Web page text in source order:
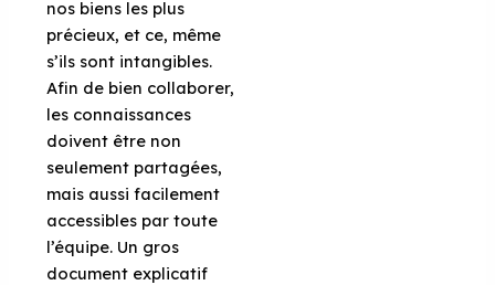
nos biens les plus
précieux, et ce, même
s’ils sont intangibles.
Afin de bien collaborer,
les connaissances
doivent être non
seulement partagées,
mais aussi facilement
accessibles par toute
l’équipe. Un gros
document explicatif